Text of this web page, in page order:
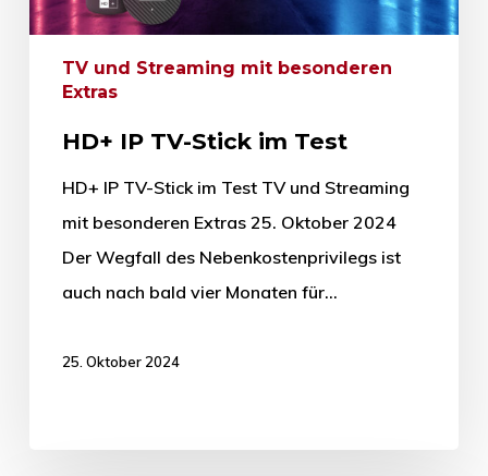
TV und Streaming mit besonderen
Extras
HD+ IP TV-Stick im Test
HD+ IP TV-Stick im Test TV und Streaming
mit besonderen Extras 25. Oktober 2024
Der Wegfall des Nebenkostenprivilegs ist
auch nach bald vier Monaten für…
25. Oktober 2024